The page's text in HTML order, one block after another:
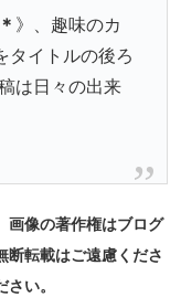
＊ 》、趣味のカ
タイトルの後ろ
は日々の出来
画像の著作権はブログ
断転載はご遠慮くださ
い。